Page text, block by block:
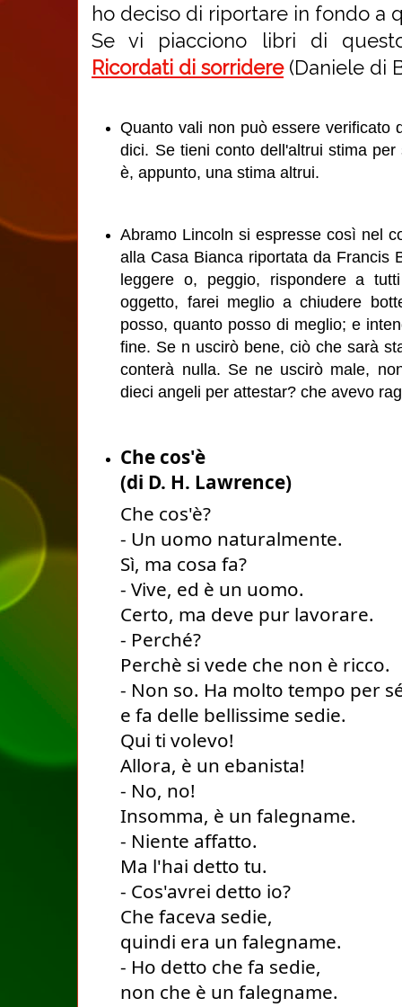
ho deciso di riportare in fondo a
Se vi piacciono libri di
Ricordati di sorridere(Daniele di
Quanto vali non può essere verificato
dici. Se tieni conto dell'altrui stima
è, appunto, una stima altrui.
Abramo Lincoln si espresse così nel
alla Casa Bianca riportata da Francis
leggere o, peggio, rispondere a
oggetto, farei meglio a chiudere
posso, quanto posso di meglio; e
fine. Se n uscirò bene, ciò che sarà
conterà nulla. Se ne uscirò male,
dieci angeli per attestar? che avevo
Che cos'è
(di D. H. Lawrence)
Che cos'è?
- Un uomo naturalmente.
Sì, ma cosa fa?
- Vive, ed è un uomo.
Certo, ma deve pur lavorare.
- Perché?
Perchè si vede che non è ricco.
- Non so. Ha molto tempo per
e fa delle bellissime sedie.
Qui ti volevo!
Allora, è un ebanista!
- No, no!
Insomma, è un falegname.
- Niente affatto.
Ma l'hai detto tu.
- Cos'avrei detto io?
Che faceva sedie,
quindi era un falegname.
- Ho detto che fa sedie,
non che è un falegname.